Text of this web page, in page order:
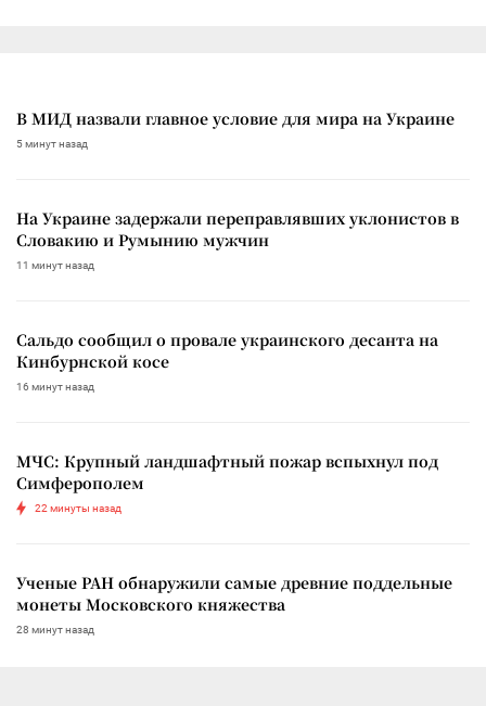
В МИД назвали главное условие для мира на Украине
5 минут назад
На Украине задержали переправлявших уклонистов в
Словакию и Румынию мужчин
11 минут назад
Сальдо сообщил о провале украинского десанта на
Кинбурнской косе
16 минут назад
МЧС: Крупный ландшафтный пожар вспыхнул под
Симферополем
22 минуты назад
Ученые РАН обнаружили самые древние поддельные
монеты Московского княжества
28 минут назад